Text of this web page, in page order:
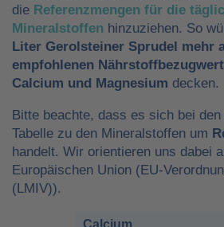
die Referenzmengen für die
Mineralstoffen hinzuziehen. So
Liter Gerolsteiner Sprudel mehr
empfohlenen
Calcium und Magnesium decken.
Bitte beachte, dass es sich bei den
Tabelle zu den Mineralstoffen um
handelt. Wir orientieren uns dabei
Europäischen Union (EU-
(LMIV)).
Calcium